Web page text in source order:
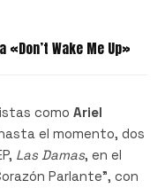
Wake Me Up»
como Ariel
el momento, dos
Las Damas, en el
Parlante”, con